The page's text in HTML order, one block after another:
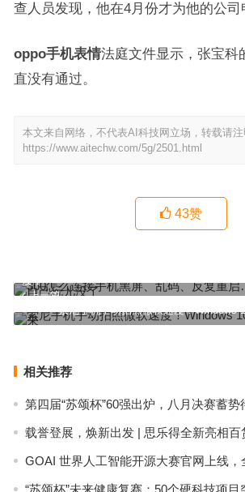
查人员发现，他在4月份才为他的公司
oppo手机表情法庭文件显示，张宝科
直没有通过。
本文来自网络，不代表AI科技网立场，转载请注
https://www.aitechw.com/5g/2501.html
43赞
上一篇
没了
索尼手机手动拍照微软速度！Windows
相关推荐
第四届“苏颂杯”60强出炉，八月决赛蓄势
载誉登展，焕新出发 | 思乐得全新亮相百
GOAI 世界人工智能开源大赛官网上线，
“苏颂杯”未来健康复赛：50个硬科技项